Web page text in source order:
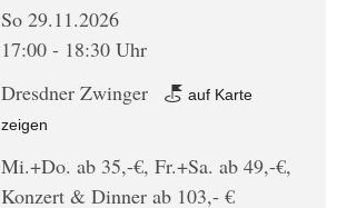
So 29.11.2026
17:00 - 18:30 Uhr
Dresdner Zwinger
auf Karte
zeigen
Mi.+Do. ab 35,-€, Fr.+Sa. ab 49,-€,
Konzert & Dinner ab 103,- €